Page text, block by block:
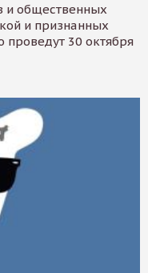
и общественных
и признанных
проведут 30 октября